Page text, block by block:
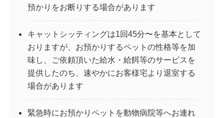
預かりをお断りする場合があります
キャットシッティングは1回45分〜を基本として
おりますが、お預かりするペットの性格等を加
味し、ご依頼頂いた給水・給餌等のサービスを
提供したのち、速やかにお客様宅より退室する
場合があります
緊急時にお預かりペットを動物病院等へお連れ